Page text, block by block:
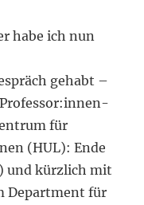
habe ich nun
gehabt –
für
(HUL): Ende
) und kürzlich mit
Department für